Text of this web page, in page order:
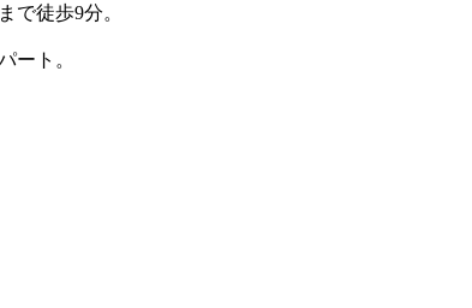
まで徒歩9分。
ート。